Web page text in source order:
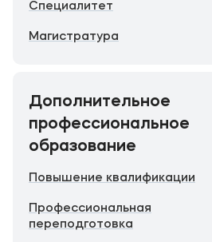
Специалитет
Магистратура
Дополнительное
профессиональное
образование
Повышение квалификации
Профессиональная
переподготовка